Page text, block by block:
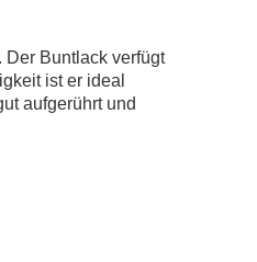
Buntlack verfügt
ist er ideal
aufgerührt und